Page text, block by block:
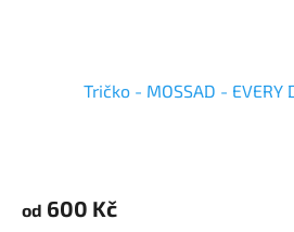
Tričko - MOSSAD - EVERY
produktu
od 600 Kč